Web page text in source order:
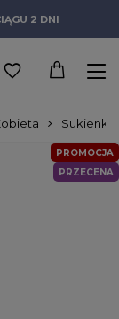
2 DNI
Sukienki
PROMOCJA
PRZECENA